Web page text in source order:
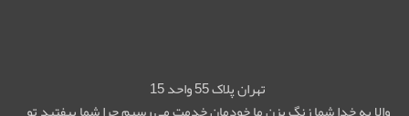
تهران پلاک 55 واحد 15